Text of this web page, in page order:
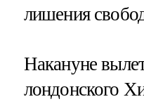
лишения
Накануне
лондонского